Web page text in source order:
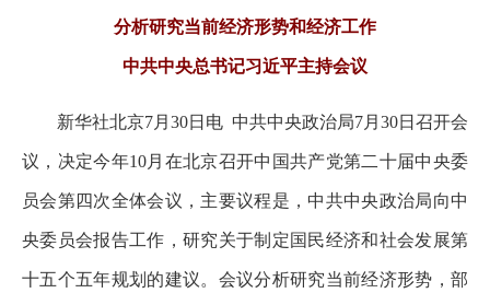
分析研究当前经济形势和经济工作
中共中央总书记习近平主持会议
新华社北京7月30日电 中共中央政治局7月30日召开会
议，决定今年10月在北京召开中国共产党第二十届中央委
员会第四次全体会议，主要议程是，中共中央政治局向中
央委员会报告工作，研究关于制定国民经济和社会发展第
十五个五年规划的建议。会议分析研究当前经济形势，部